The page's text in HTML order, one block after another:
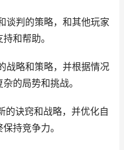
谈判的策略，和其他玩家
和帮助。
战略和策略，并根据情况
的局势和挑战。
的诀窍和战略，并优化自
持竞争力。